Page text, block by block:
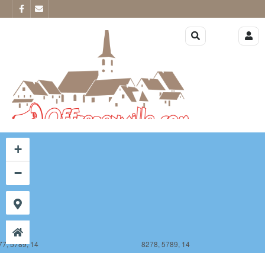
5788, 14 8278, 5788, 14
5789, 14 8278, 5789, 14
+
−